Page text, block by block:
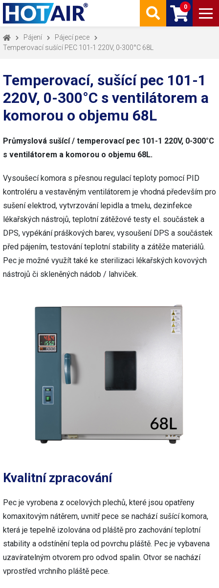
0
Pájení
Pájecí pece
Temperovací sušící PEC 101-1 220V, 0-300°C 68L
Temperovací, sušící pec 101-1
220V, 0-300°C s ventilátorem a
komorou o objemu 68L
Průmyslová sušící / temperovací pec 101-1 220V, 0-300°C
s ventilátorem a komorou o objemu 68L.
Vysoušecí komora s přesnou regulací teploty pomocí PID
kontroléru a vestavěným ventilátorem je vhodná především pro
sušení elektrod, vytvrzování lepidla a tmelu, dezinfekce
lékařských nástrojů, teplotní zátěžové testy el. součástek a
DPS, vypékání práškových barev, vysoušení DPS a součástek
před pájením, testování teplotní stability a zátěže materiálů.
Pec je možné využít také ke sterilizaci lékařských kovových
nástrojů či skleněných nádob / lahviček.
Kvalitní zpracování
Pec je vyrobena z ocelových plechů, které jsou opatřeny
komaxitovým nátěrem, uvnitř pece se nachází sušící komora,
která je tepelně izolována od pláště pro zachování teplotní
stability a odstínění tepla od povrchu pláště. Pec je vybavena
uzavíratelným otvorem pro odvod spalin. Otvor se nachází
vprostřed vrchního pláště pece.